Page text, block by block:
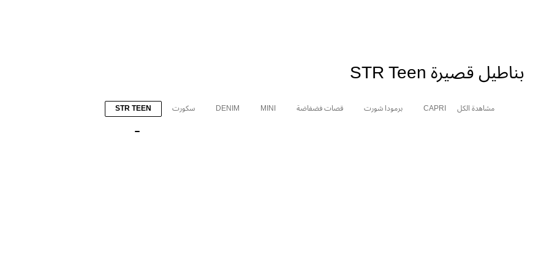
بناطيل قصيرة STR Teen
مشاهدة الكل CAPRI برمودا شورت قصات فضفاضة MINI
DENIM سكورت STR TEEN